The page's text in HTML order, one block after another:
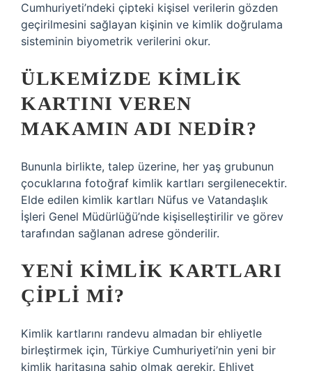
Cumhuriyeti’ndeki çipteki kişisel verilerin gözden
geçirilmesini sağlayan kişinin ve kimlik doğrulama
sisteminin biyometrik verilerini okur.
ÜLKEMIZDE KIMLIK
KARTINI VEREN
MAKAMIN ADI NEDIR?
Bununla birlikte, talep üzerine, her yaş grubunun
çocuklarına fotoğraf kimlik kartları sergilenecektir.
Elde edilen kimlik kartları Nüfus ve Vatandaşlık
İşleri Genel Müdürlüğü’nde kişiselleştirilir ve görev
tarafından sağlanan adrese gönderilir.
YENI KIMLIK KARTLARI
ÇIPLI MI?
Kimlik kartlarını randevu almadan bir ehliyetle
birleştirmek için, Türkiye Cumhuriyeti’nin yeni bir
kimlik haritasına sahip olmak gerekir. Ehliyet